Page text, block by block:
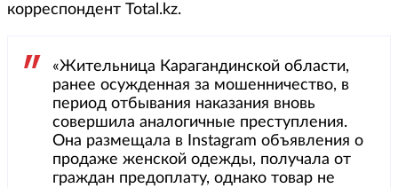
корреспондент Total.kz.
«Жительница Карагандинской области,
ранее осужденная за мошенничество, в
период отбывания наказания вновь
совершила аналогичные преступления.
Она размещала в Instagram объявления о
продаже женской одежды, получала от
граждан предоплату, однако товар не